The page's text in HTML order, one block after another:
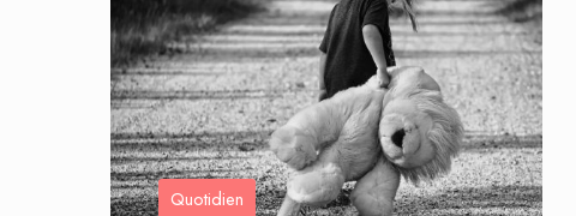
Quotidien